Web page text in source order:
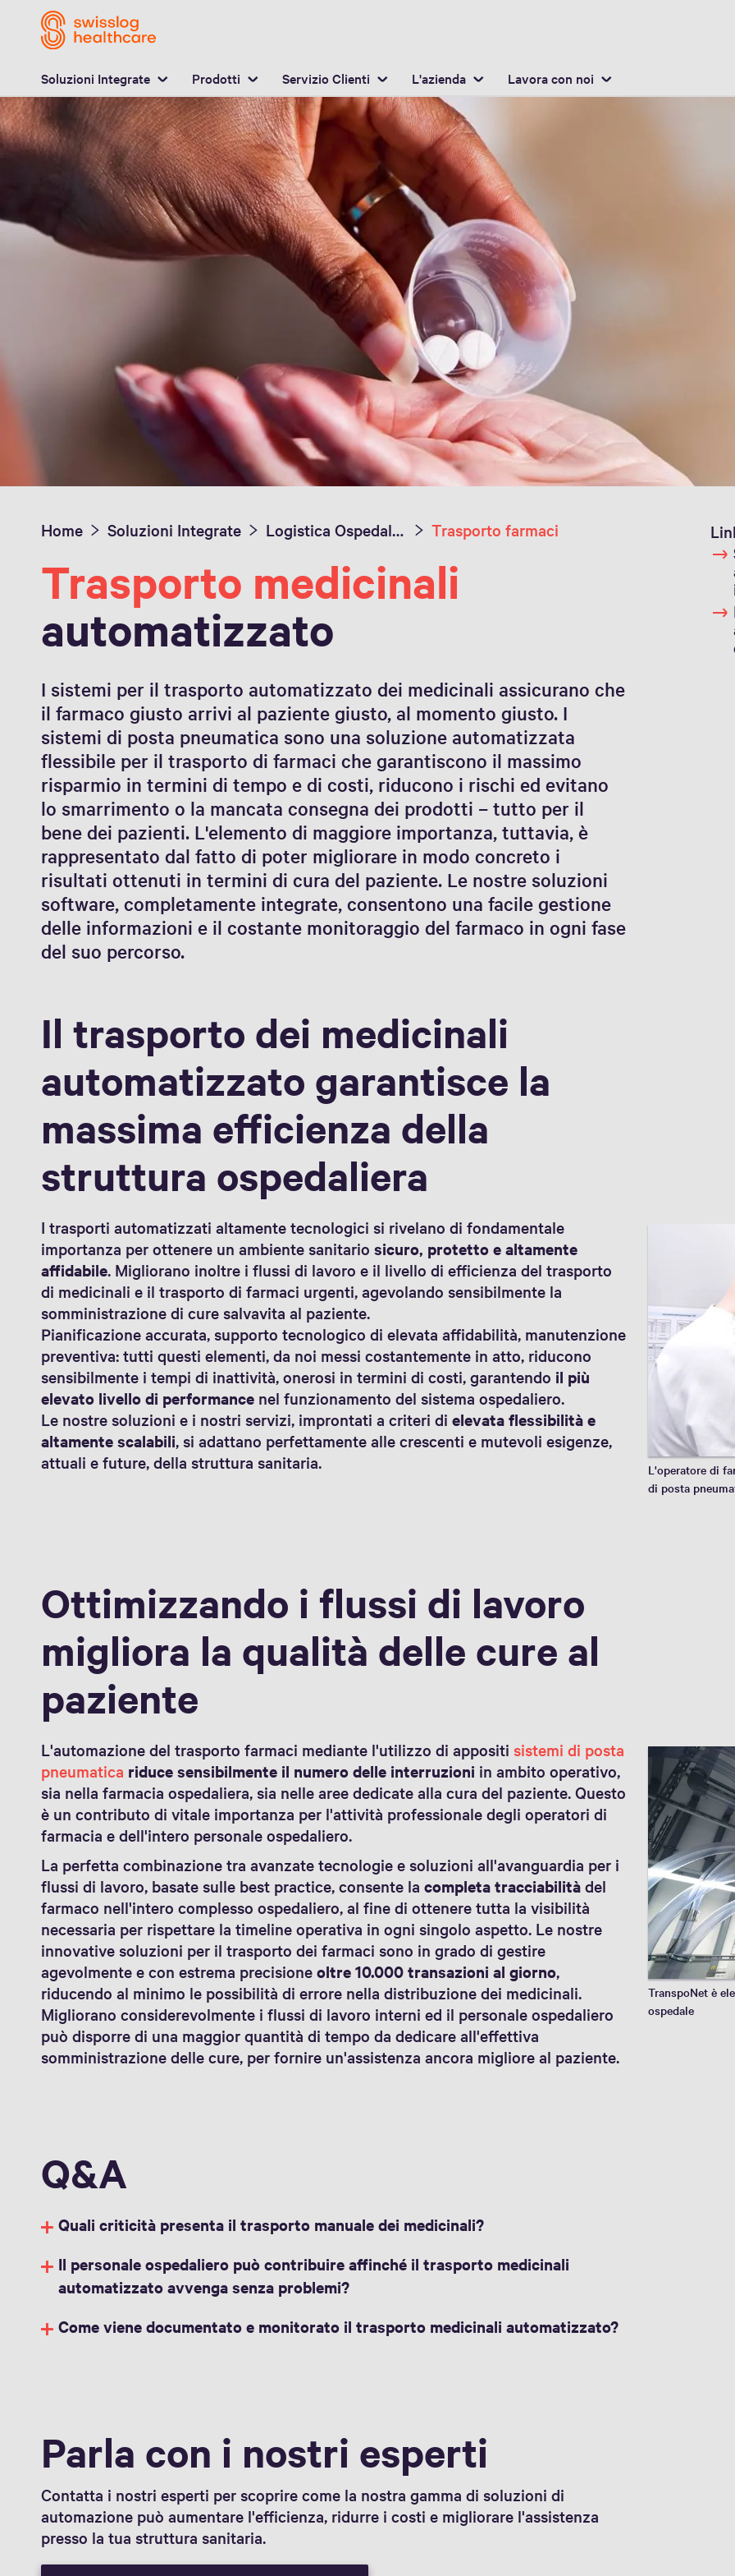
Soluzioni Integrate Prodotti Servizio Clienti L'azienda Lavora con noi
Home Soluzioni Integrate Logistica Ospedaliera Trasporto farmaci
Trasporto medicinali
automatizzato
I sistemi per il trasporto automatizzato dei medicinali assicurano che
il farmaco giusto arrivi al paziente giusto, al momento giusto. I
sistemi di posta pneumatica sono una soluzione automatizzata
flessibile per il trasporto di farmaci che garantiscono il massimo
risparmio in termini di tempo e di costi, riducono i rischi ed evitano
lo smarrimento o la mancata consegna dei prodotti – tutto per il
bene dei pazienti. L'elemento di maggiore importanza, tuttavia, è
rappresentato dal fatto di poter migliorare in modo concreto i
risultati ottenuti in termini di cura del paziente. Le nostre soluzioni
software, completamente integrate, consentono una facile gestione
delle informazioni e il costante monitoraggio del farmaco in ogni fase
del suo percorso.
Il trasporto dei medicinali
automatizzato garantisce la
massima efficienza della
struttura ospedaliera
I trasporti automatizzati altamente tecnologici si rivelano di fondamentale
importanza per ottenere un ambiente sanitariosicuro, protetto e altamente
affidabile. Migliorano inoltre i flussi di lavoro e il livello di efficienza del trasporto
di medicinali e il trasporto di farmaci urgenti, agevolando sensibilmente la
somministrazione di cure salvavita al paziente.
Pianificazione accurata, supporto tecnologico di elevata affidabilità, manutenzione
preventiva: tutti questi elementi, da noi messi costantemente in atto, riducono
sensibilmente i tempi di inattività, onerosi in termini di costi, garantendo il più
elevato livello di performance nel funzionamento del sistema ospedaliero.
Le nostre soluzioni e i nostri servizi, improntati a criteri dielevata flessibilità e
altamente scalabili, si adattano perfettamente alle crescenti e mutevoli esigenze,
attuali e future, della struttura sanitaria.
L'operatore di
di posta
Ottimizzando i flussi di lavoro
migliora la qualità delle cure al
paziente
L'automazione del trasporto farmaci mediante l'utilizzo di appositisistemi di posta
pneumatica riduce sensibilmente il numero delle interruzioni in ambito operativo,
sia nella farmacia ospedaliera, sia nelle aree dedicate alla cura del paziente. Questo
è un contributo di vitale importanza per l'attività professionale degli operatori di
farmacia e dell'intero personale ospedaliero.
La perfetta combinazione tra avanzate tecnologie e soluzioni all'avanguardia per i
flussi di lavoro, basate sulle best practice, consente lacompleta tracciabilitàdel
farmaco nell'intero complesso ospedaliero, al fine di ottenere tutta la visibilità
necessaria per rispettare la timeline operativa in ogni singolo aspetto. Le nostre
innovative soluzioni per il trasporto dei farmaci sono in grado di gestire
agevolmente e con estrema precisioneoltre 10.000 transazioni al giorno,
riducendo al minimo le possibilità di errore nella distribuzione dei medicinali.
Migliorano considerevolmente i flussi di lavoro interni ed il personale ospedaliero
può disporre di una maggior quantità di tempo da dedicare all'effettiva
somministrazione delle cure, per fornire un'assistenza ancora migliore al paziente.
TranspoNet è
ospedale
Q&A
Quali criticità presenta il trasporto manuale dei medicinali?
Il personale ospedaliero può contribuire affinché il trasporto medicinali
automatizzato avvenga senza problemi?
Come viene documentato e monitorato il trasporto medicinali automatizzato?
Parla con i nostri esperti
Contatta i nostri esperti per scoprire come la nostra gamma di soluzioni di
automazione può aumentare l'efficienza, ridurre i costi e migliorare l'assistenza
presso la tua struttura sanitaria.